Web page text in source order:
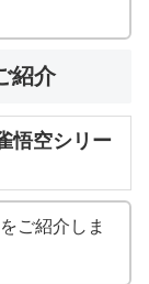
紹介
悟空シリー
ご紹介しま